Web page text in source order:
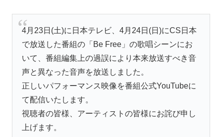
4月23日(土)に日本テレビ、4月24日(日)にCS日本
で放送した番組の「Be Free」の歌唱シーンにお
いて、番組編集上の過誤により本来放送すべき音
声と異なった音声を放送しました。
正しいパフォーマンス映像を番組公式YouTubeに
て配信いたします。
視聴者の皆様、アーティストの皆様にお詫び申し
上げます。